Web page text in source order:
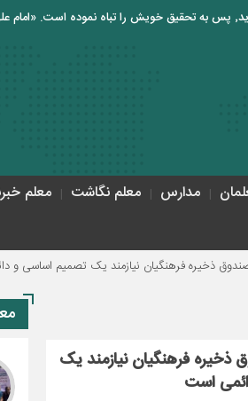
مدارس معلم نگاشت
معلم
فرهنگیان نیازمند یک تصمیم اساسی و دائمی است
ذخیره فرهنگیان نیازمند یک
است